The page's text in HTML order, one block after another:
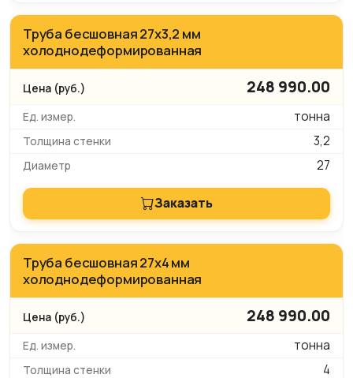
Труба бесшовная 27х3,2 мм
холоднодеформированная
248 990.00
тонна
3,2
27
Заказать
Труба бесшовная 27х4 мм
холоднодеформированная
248 990.00
тонна
4